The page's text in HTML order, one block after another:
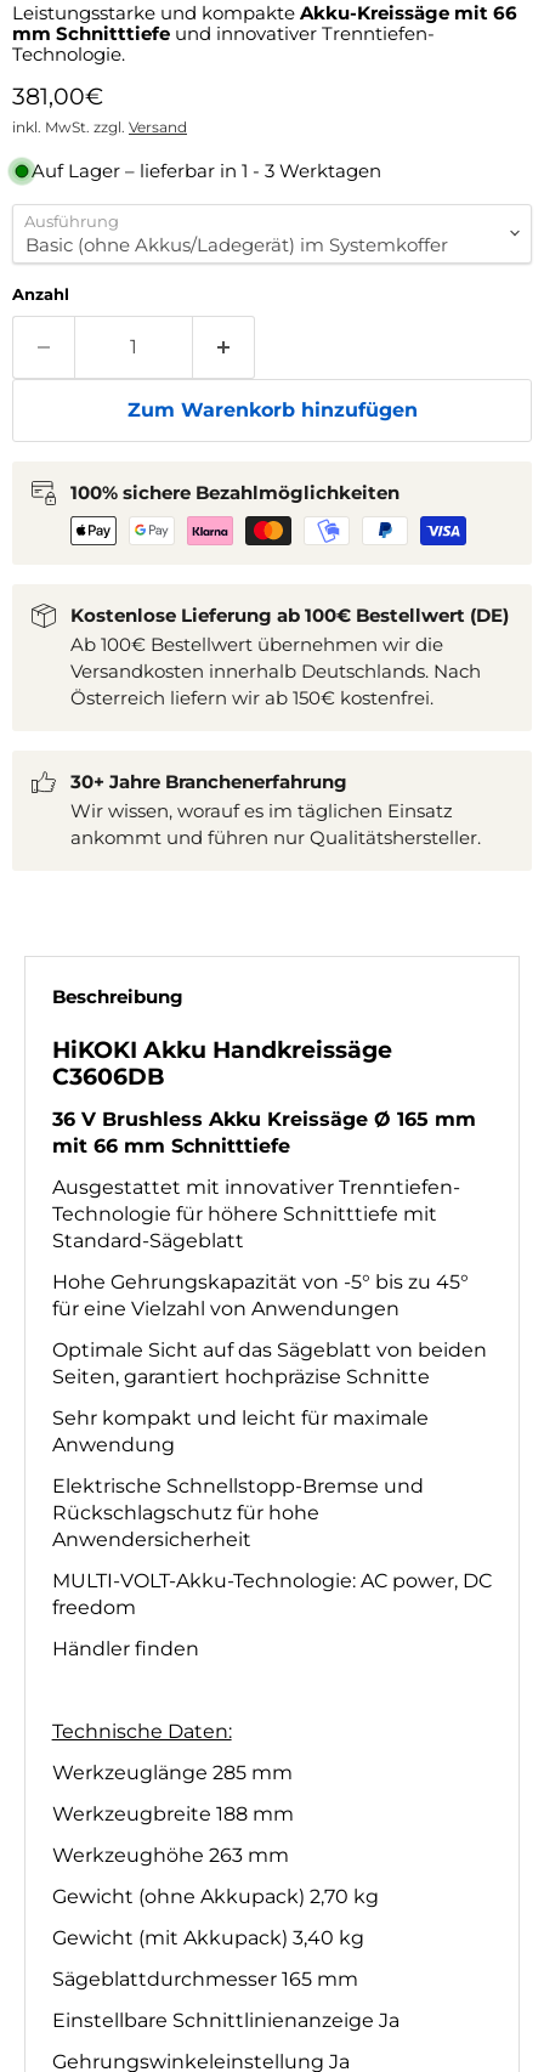
Leistungsstarke und kompakte Akku-Kreissäge mit 66
mm Schnitttiefe und innovativer Trenntiefen-
Technologie.
Aktueller Preis
381,00€
inkl. MwSt. zzgl. Versand
Auf Lager – lieferbar in 1 - 3 Werktagen
Ausführung
Anzahl
Zum Warenkorb hinzufügen
100% sichere Bezahlmöglichkeiten
Kostenlose Lieferung ab 100€ Bestellwert (DE)
Ab 100€ Bestellwert übernehmen wir die
Versandkosten innerhalb Deutschlands. Nach
Österreich liefern wir ab 150€ kostenfrei.
30+ Jahre Branchenerfahrung
Wir wissen, worauf es im täglichen Einsatz
ankommt und führen nur Qualitätshersteller.
Beschreibung
HiKOKI Akku Handkreissäge
C3606DB
36 V Brushless Akku Kreissäge Ø 165 mm
mit 66 mm Schnitttiefe
Ausgestattet mit innovativer Trenntiefen-
Technologie für höhere Schnitttiefe mit
Standard-Sägeblatt
Hohe Gehrungskapazität von -5° bis zu 45°
für eine Vielzahl von Anwendungen
Optimale Sicht auf das Sägeblatt von beiden
Seiten, garantiert hochpräzise Schnitte
Sehr kompakt und leicht für maximale
Anwendung
Elektrische Schnellstopp-Bremse und
Rückschlagschutz für hohe
Anwendersicherheit
MULTI-VOLT-Akku-Technologie: AC power, DC
freedom
Händler finden
Technische Daten:
Werkzeuglänge 285 mm
Werkzeugbreite 188 mm
Werkzeughöhe 263 mm
Gewicht (ohne Akkupack) 2,70 kg
Gewicht (mit Akkupack) 3,40 kg
Sägeblattdurchmesser 165 mm
Einstellbare Schnittlinienanzeige Ja
Gehrungswinkeleinstellung Ja